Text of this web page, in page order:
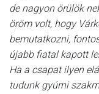
de nagyon örülök
öröm volt, hogy
bemutatkozni,
újabb fiatal kapott
Ha a csapat ilyen
tudunk gyúrni